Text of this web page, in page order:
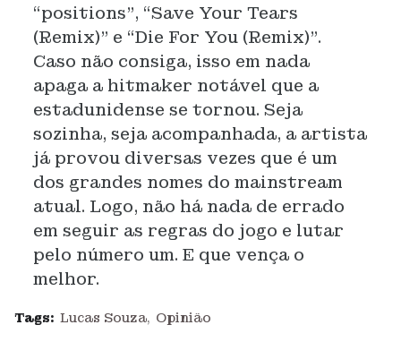
“positions”, “Save Your Tears
(Remix)” e “Die For You (Remix)”.
Caso não consiga, isso em nada
apaga a hitmaker notável que a
estadunidense se tornou. Seja
sozinha, seja acompanhada, a artista
já provou diversas vezes que é um
dos grandes nomes do mainstream
atual. Logo, não há nada de errado
em seguir as regras do jogo e lutar
pelo número um. E que vença o
melhor.
Tags: Lucas Souza Opinião